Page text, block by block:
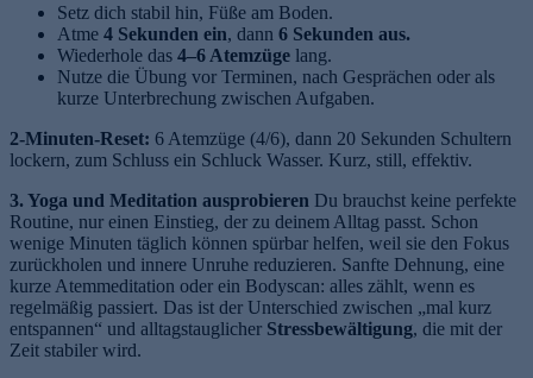
Setz dich stabil hin, Füße am Boden.
Atme 4 Sekunden ein, dann 6 Sekunden aus.
Wiederhole das 4–6 Atemzüge lang.
Nutze die Übung vor Terminen, nach Gesprächen oder als
kurze Unterbrechung zwischen Aufgaben.
2-Minuten-Reset: 6 Atemzüge (4/6), dann 20 Sekunden Schultern
lockern, zum Schluss ein Schluck Wasser. Kurz, still, effektiv.
3. Yoga und Meditation ausprobieren Du brauchst keine perfekte
Routine, nur einen Einstieg, der zu deinem Alltag passt. Schon
wenige Minuten täglich können spürbar helfen, weil sie den Fokus
zurückholen und innere Unruhe reduzieren. Sanfte Dehnung, eine
kurze Atemmeditation oder ein Bodyscan: alles zählt, wenn es
regelmäßig passiert. Das ist der Unterschied zwischen „mal kurz
entspannen“ und alltagstauglicher Stressbewältigung, die mit der
Zeit stabiler wird.